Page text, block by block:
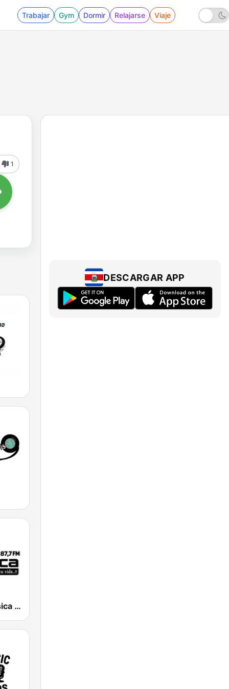
Trabajar Gym Dormir Relajarse Viaje
1
Radio La Clásica 87.7 FM
DESCARGAR APP